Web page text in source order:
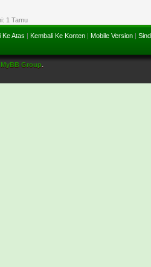
1 Tamu
Ke Atas | Kembali Ke Konten | Mobile Version |
MyBB Group.